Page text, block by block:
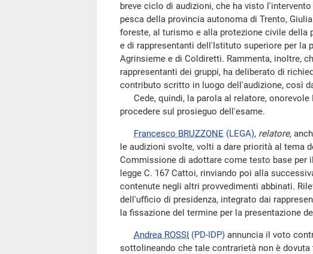
breve ciclo di audizioni, che ha visto
pesca della provincia autonoma di Trento,
foreste, al turismo e alla protezione civile della
e di rappresentanti dell'Istituto superiore per la
Agrinsieme e di Coldiretti. Rammenta, inoltre,
rappresentanti dei gruppi, ha deliberato di
contributo scritto in luogo dell'audizione, così
Cede, quindi, la parola al relatore, onorevole
procedere sul prosieguo dell'esame.
Francesco BRUZZONE (LEGA), relatore,
le audizioni svolte, volti a dare priorità al tema
Commissione di adottare come testo base
legge C. 167 Cattoi, rinviando poi alla
contenute negli altri provvedimenti abbinati.
dell'ufficio di presidenza, integrato dai
la fissazione del termine per la presentazione
Andrea ROSSI (PD-IDP) annuncia il voto
sottolineando che tale contrarietà non è